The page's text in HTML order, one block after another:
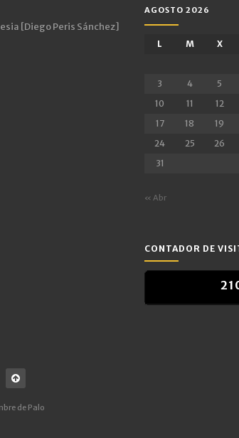
[Diego Peris Sánchez]
AGOSTO 2026
L M X
3
4 5
10
11 12
17
18 19
24
25 26
31
« Abr
CONTADOR DE
21
de Palo